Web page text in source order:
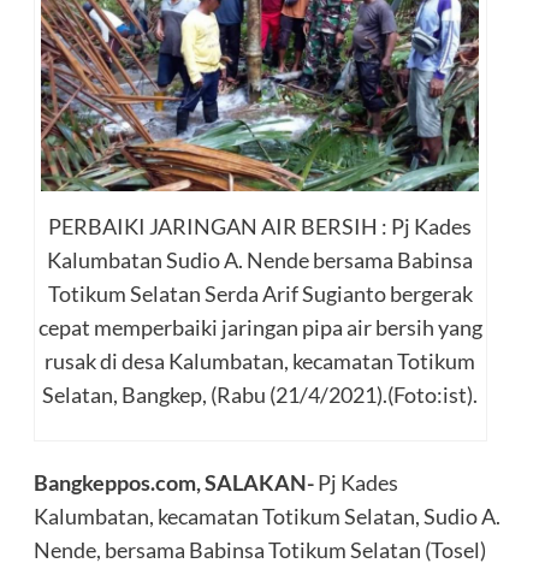
PERBAIKI JARINGAN AIR BERSIH : Pj Kades
Kalumbatan Sudio A. Nende bersama Babinsa
Totikum Selatan Serda Arif Sugianto bergerak
cepat memperbaiki jaringan pipa air bersih yang
rusak di desa Kalumbatan, kecamatan Totikum
Selatan, Bangkep, (Rabu (21/4/2021).(Foto:ist).
Bangkeppos.com, SALAKAN-Pj Kades
Kalumbatan, kecamatan Totikum Selatan, Sudio A.
Nende, bersama Babinsa Totikum Selatan (Tosel)